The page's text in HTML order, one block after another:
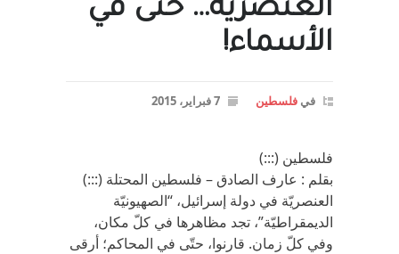
العنصرية… حتى في
الأسماء!
في فلسطين 7 فبراير، 2015
فلسطين (:::)
بقلم : عارف الصادق – فلسطين المحتلة (:::)
العنصريّة في دولة إسرائيل، “الصهيونيّة
الديمقراطيّة”، تجد مظاهرها في كلّ مكان،
وفي كلّ زمان. قارنوا، حتّى في المحاكم؛ أرقى